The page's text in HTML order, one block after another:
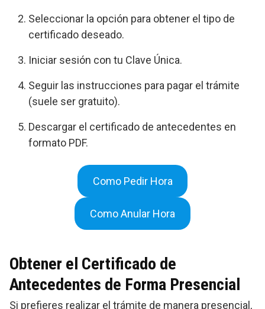
Seleccionar la opción para obtener el tipo de
certificado deseado.
Iniciar sesión con tu Clave Única.
Seguir las instrucciones para pagar el trámite
(suele ser gratuito).
Descargar el certificado de antecedentes en
formato PDF.
Como Pedir Hora
Como Anular Hora
Obtener el Certificado de
Antecedentes de Forma Presencial
Si prefieres realizar el trámite de manera presencial,